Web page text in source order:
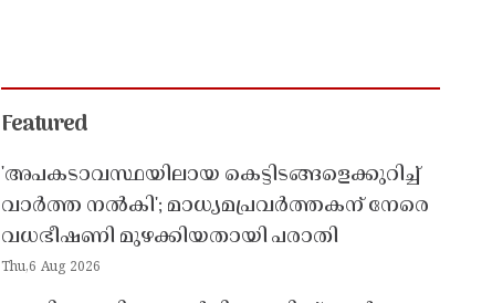
Featured
'അപകടാവസ്ഥയിലായ കെട്ടിടങ്ങളെക്കുറിച്ച്
വാർത്ത നൽകി'; മാധ്യമപ്രവർത്തകന് നേരെ
വധഭീഷണി മുഴക്കിയതായി പരാതി
Thu,6 Aug 2026